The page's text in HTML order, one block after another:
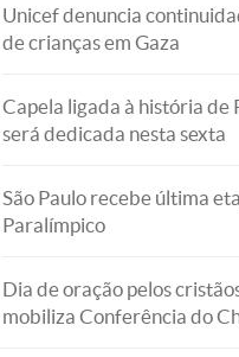
Unicef denuncia
de crianças em Gaza
Capela ligada à história de
será dedicada nesta sexta
São Paulo recebe última
Paralímpico
Dia de oração pelos
mobiliza Conferência do